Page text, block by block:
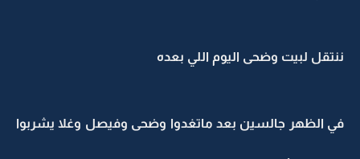
ننتقل لبيت وضحى اليوم اللي بعده
في الظهر جالسين بعد ماتغدوا وضحى وفيصل وغلا يشربوا